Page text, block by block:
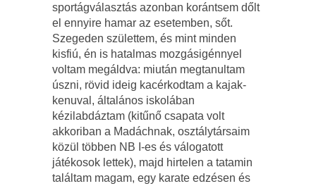
sportágválasztás azonban korántsem dőlt
el ennyire hamar az esetemben, sőt.
Szegeden születtem, és mint minden
kisfiú, én is hatalmas mozgásigénnyel
voltam megáldva: miután megtanultam
úszni, rövid ideig kacérkodtam a kajak-
kenuval, általános iskolában
kézilabdáztam (kitűnő csapata volt
akkoriban a Madáchnak, osztálytársaim
közül többen NB I-es és válogatott
játékosok lettek), majd hirtelen a tatamin
találtam magam, egy karate edzésen és